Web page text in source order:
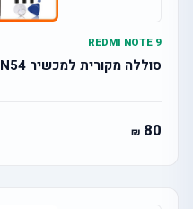
REDMI NOTE 9
סוללה מקורית למכשיר Xiaomi Redmi Note 9 BN54
80